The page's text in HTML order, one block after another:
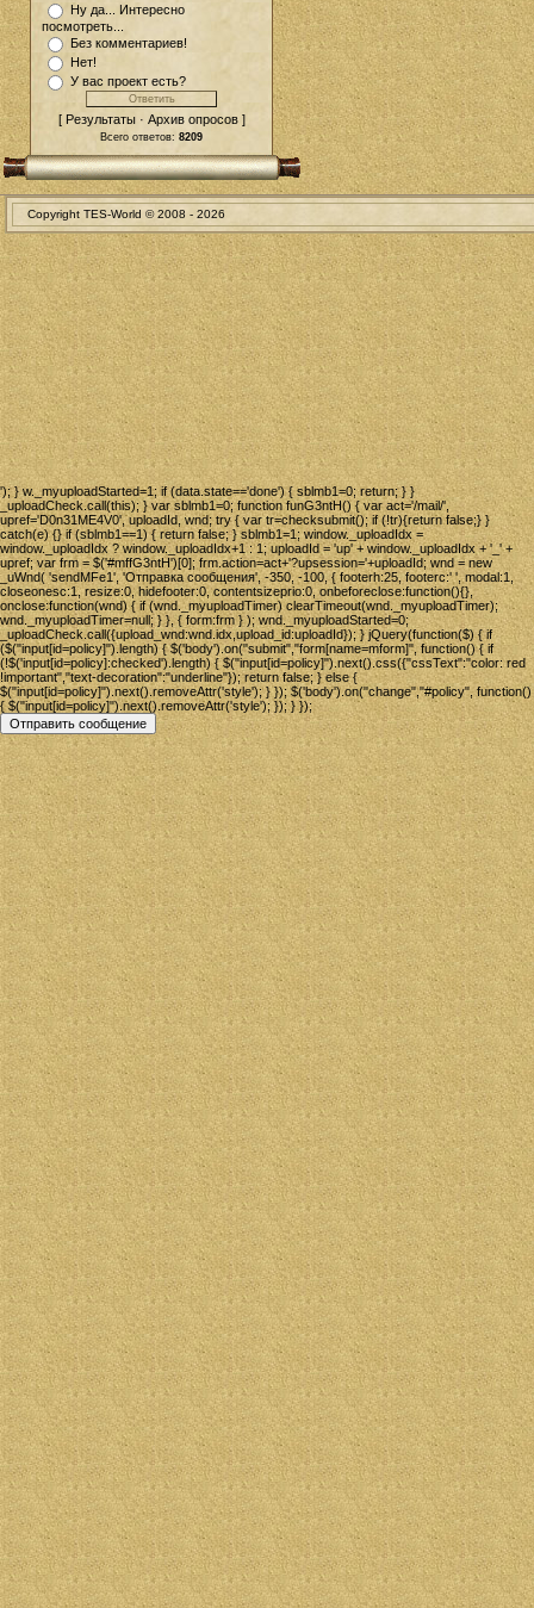
Ну да... Интересно
посмотреть...
Без комментариев!
Нет!
У вас проект есть?
[ Результаты · Архив опросов ]
Всего ответов: 8209
Copyright TES-World © 2008 - 2026
'); } w._myuploadStarted=1; if (data.state=='done') { sblmb1=0; return; } }
_uploadCheck.call(this); } var sblmb1=0; function funG3ntH() { var act='/mail/',
upref='D0n31ME4V0', uploadId, wnd; try { var tr=checksubmit(); if (!tr){return false;} }
catch(e) {} if (sblmb1==1) { return false; } sblmb1=1; window._uploadIdx =
window._uploadIdx ? window._uploadIdx+1 : 1; uploadId = 'up' + window._uploadIdx + '_' +
upref; var frm = $('#mffG3ntH')[0]; frm.action=act+'?upsession='+uploadId; wnd = new
_uWnd( 'sendMFe1', 'Отправка сообщения', -350, -100, { footerh:25, footerc:' ', modal:1,
closeonesc:1, resize:0, hidefooter:0, contentsizeprio:0, onbeforeclose:function(){},
onclose:function(wnd) { if (wnd._myuploadTimer) clearTimeout(wnd._myuploadTimer);
wnd._myuploadTimer=null; } }, { form:frm } ); wnd._myuploadStarted=0;
_uploadCheck.call({upload_wnd:wnd.idx,upload_id:uploadId}); } jQuery(function($) { if
($("input[id=policy]").length) { $('body').on("submit","form[name=mform]", function() { if
(!$('input[id=policy]:checked').length) { $("input[id=policy]").next().css({"cssText":"color: red
!important","text-decoration":"underline"}); return false; } else {
$("input[id=policy]").next().removeAttr('style'); } }); $('body').on("change","#policy", function()
{ $("input[id=policy]").next().removeAttr('style'); }); } });